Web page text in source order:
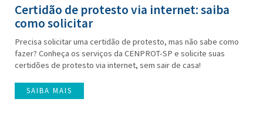
Certidão de protesto via internet: saiba
como solicitar
Precisa solicitar uma certidão de protesto, mas não sabe como
fazer? Conheça os serviços da CENPROT-SP e solicite suas
certidões de protesto via internet, sem sair de casa!
SAIBA MAIS